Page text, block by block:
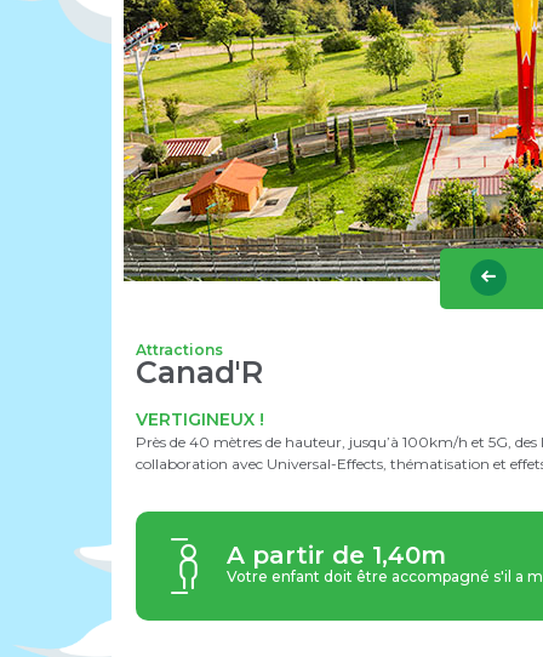
Attractions
Canad'R
VERTIGINEUX !
Près de 40 mètres de hauteur, jusqu’à 100km/h et 5G,
collaboration avec Universal-Effects, thématisation et
A partir de 1,40m
Votre enfant doit être accompagné s'il a